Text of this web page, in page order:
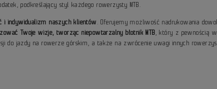
podkreślający styl każdego rowerzysty MTB.
i indywidualizm naszych klientów . Oferujemy możliwość nadrukowania
Twoje wizje, tworząc niepowtarzalny błotnik MTB , który z pewnością
do jazdy na rowerze górskim, a także na zwrócenie uwagi innych